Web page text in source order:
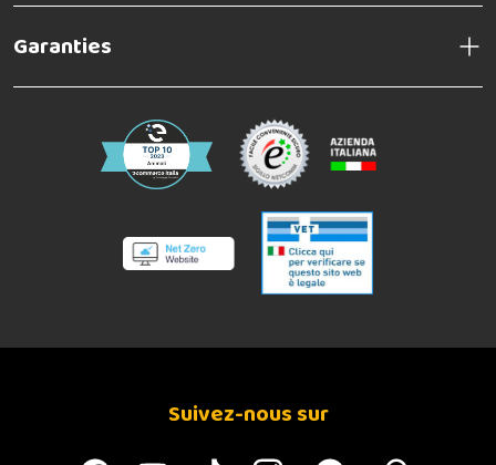
Garanties
Suivez-nous sur